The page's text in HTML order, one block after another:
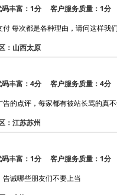
丰富：1分 客户服务质量：1分
每次都是各种理由，请问这样我
：山西太原
丰富：4分 客户服务质量：4分
的点评，每家都有被站长骂的真
江苏苏州
丰富：1分 客户服务质量：1分
诫哪些朋友们不要上当